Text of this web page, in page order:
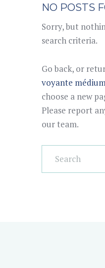
NO POSTS
Sorry, but
search criteria.
Go back, or
voyante médium
choose a new
Please report
our team.